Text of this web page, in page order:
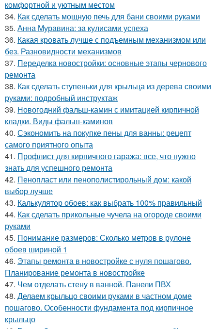
комфортной и уютным местом
34. Как сделать мощную печь для бани своими руками
35. Анна Муравина: за кулисами успеха
36. Какая кровать лучше с подъемным механизмом или
без. Разновидности механизмов
37. Переделка новостройки: основные этапы чернового
ремонта
38. Как сделать ступеньки для крыльца из дерева своими
руками: подробный инструктаж
39. Новогодний фальш-камин с имитацией кирпичной
кладки. Виды фальш-каминов
40. Сэкономить на покупке пены для ванны: рецепт
самого приятного опыта
41. Профлист для кирпичного гаража: все, что нужно
знать для успешного ремонта
42. Пенопласт или пенополистирольный дом: какой
выбор лучше
43. Калькулятор обоев: как выбрать 100% правильный
44. Как сделать прикольные чучела на огороде своими
руками
45. Понимание размеров: Сколько метров в рулоне
обоев шириной 1
46. Этапы ремонта в новостройке с нуля пошагово.
Планирование ремонта в новостройке
47. Чем отделать стену в ванной. Панели ПВХ
48. Делаем крыльцо своими руками в частном доме
пошагово. Особенности фундамента под кирпичное
крыльцо